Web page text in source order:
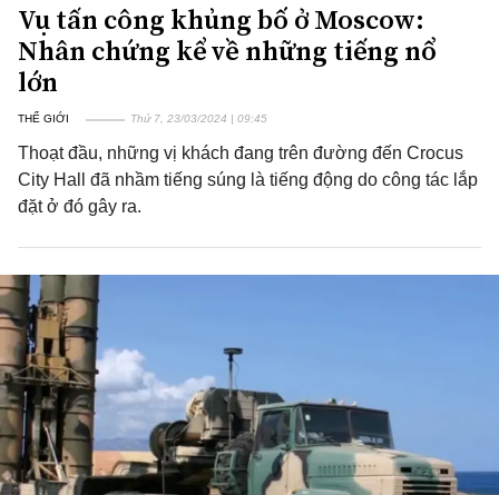
Vụ tấn công khủng bố ở Moscow:
Nhân chứng kể về những tiếng nổ
lớn
THẾ GIỚI Thứ 7, 23/03/2024 | 09:45
Thoạt đầu, những vị khách đang trên đường đến Crocus
City Hall đã nhầm tiếng súng là tiếng động do công tác lắp
đặt ở đó gây ra.